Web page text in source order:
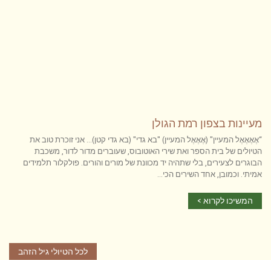
מעיינות בצפון רמת הגולן
“אֶאֶאֶאֶל המעיין" (אֶאֶאֶל המעיין) "בא גדי" (בא גדי קטן)... אני זוכרת טוב את
הטיולים של בית הספר ואת שירי האוטובוס, שעוברים מדור לדור, משכבת
הבוגרים לצעירים, בלי שתהיה יד מכוונת של מורים והורים. פולקלור תלמידים
אמיתי. וכמובן, אחד השירים הכי...
המשיכו לקרוא >
לכל הטיולי גיל הזהב